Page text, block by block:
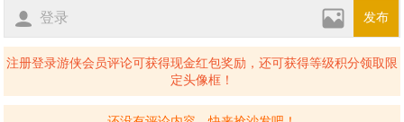
登录 发布
注册登录游侠会员评论可获得现金红包奖励，还可获得等级积分领取限
定头像框！